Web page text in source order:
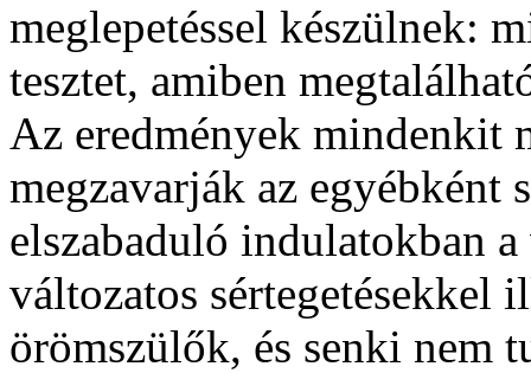
meglepetéssel készülnek:
tesztet, amiben
Az eredmények mindenkit
megzavarják az egyébként
elszabaduló indulatokban
változatos sértegetésekkel
örömszülők, és senki nem